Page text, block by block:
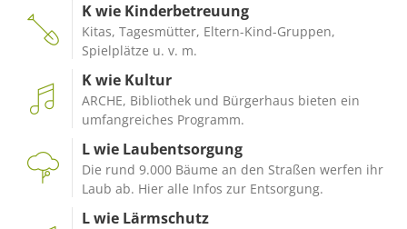
K wie Kinderbetreuung
Kitas, Tagesmütter, Eltern-Kind-Gruppen,
Spielplätze u. v. m.
K wie Kultur
ARCHE, Bibliothek und Bürgerhaus bieten ein
umfangreiches Programm.
L wie Laubentsorgung
Die rund 9.000 Bäume an den Straßen werfen ihr
Laub ab. Hier alle Infos zur Entsorgung.
L wie Lärmschutz